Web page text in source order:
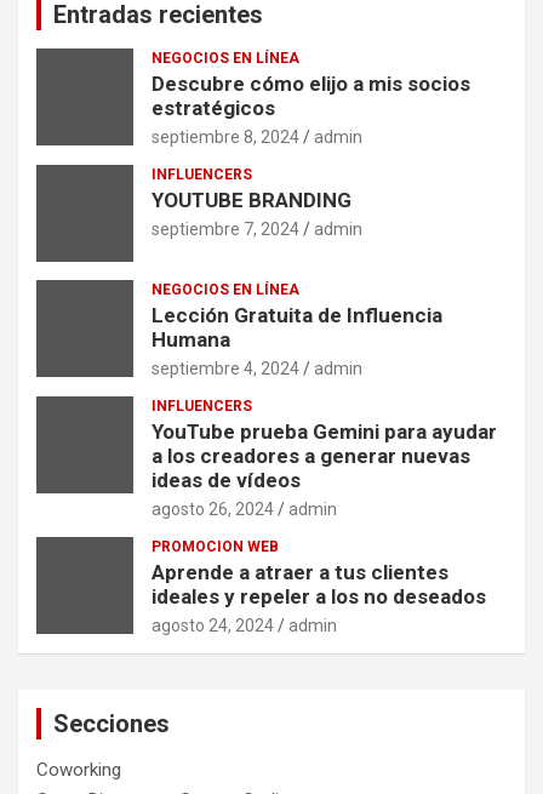
Entradas recientes
NEGOCIOS EN LÍNEA
Descubre cómo elijo a mis socios
estratégicos
septiembre 8, 2024 admin
INFLUENCERS
YOUTUBE BRANDING
septiembre 7, 2024 admin
NEGOCIOS EN LÍNEA
Lección Gratuita de Influencia
Humana
septiembre 4, 2024 admin
INFLUENCERS
YouTube prueba Gemini para ayudar
a los creadores a generar nuevas
ideas de vídeos
agosto 26, 2024 admin
PROMOCION WEB
Aprende a atraer a tus clientes
ideales y repeler a los no deseados
agosto 24, 2024 admin
Secciones
Coworking